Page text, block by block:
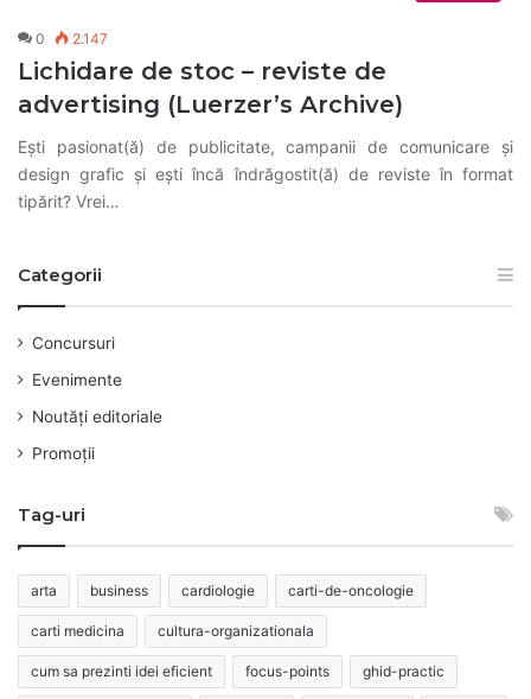
0 2.147
Lichidare de stoc – reviste de
advertising (Luerzer’s Archive)
Eşti pasionat(ă) de publicitate, campanii de comunicare şi
design grafic şi eşti încă îndrăgostit(ă) de reviste în format
tipărit? Vrei…
Categorii
Concursuri
Evenimente
Noutăți editoriale
Promoții
Tag-uri
arta business cardiologie carti-de-oncologie
carti medicina cultura-organizationala
cum sa prezinti idei eficient focus-points ghid-practic